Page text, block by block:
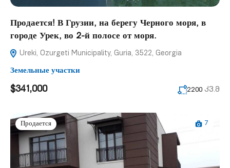
Продается! В Грузии, на берегу Черного моря, в
городе Урек, во 2-й полосе от моря.
Ureki, Ozurgeti Municipality, Guria, 3522, Georgia
Земельные участки
$341,000 2200 კვ.მ
Продается 7